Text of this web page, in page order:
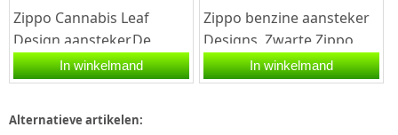
Zippo Cannabis Leaf
Design aansteker.De
Zippo Cannabis Leaf
Design aansteker heeft
In winkelmand
Zippo benzine aansteker
Designs. Zwarte Zippo
benzine aansteker met
aan de voorzijde een...
In winkelmand
Alternatieve artikelen: